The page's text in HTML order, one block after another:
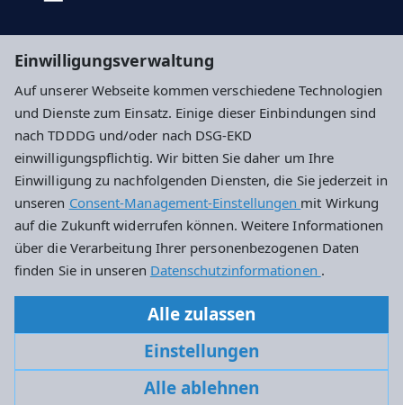
Einwilligungsverwaltung
Auf unserer Webseite kommen verschiedene Technologien
und Dienste zum Einsatz. Einige dieser Einbindungen sind
nach TDDDG und/oder nach DSG-EKD
einwilligungspflichtig. Wir bitten Sie daher um Ihre
Einwilligung zu nachfolgenden Diensten, die Sie jederzeit in
unseren Consent-Management-Einstellungen mit Wirkung
auf die Zukunft widerrufen können. Weitere Informationen
über die Verarbeitung Ihrer personenbezogenen Daten
finden Sie in unseren Datenschutzinformationen .
Alle zulassen
Einstellungen
Alle ablehnen
Evangelische Kirche in Hessen und Nassau
Cookie-Einstellungen
Evangelische Kirchengemeinde Friedrichsdorf
Hugenottenstraße 92
61381 Friedrichsdorf
kirchengemeinde.friedrichsdorf@ekhn.de